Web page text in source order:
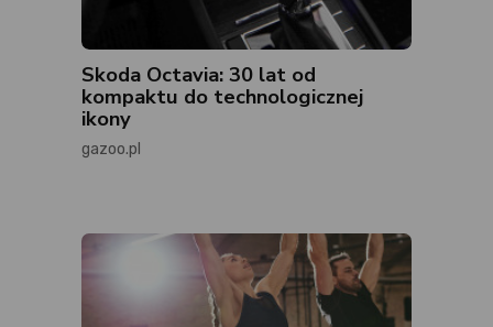
Skoda Octavia: 30 lat od
kompaktu do technologicznej
ikony
gazoo.pl